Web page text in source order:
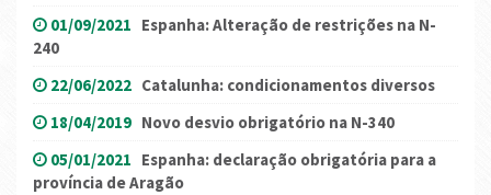
01/09/2021 Espanha: Alteração de restrições na N-
240
22/06/2022 Catalunha: condicionamentos diversos
18/04/2019 Novo desvio obrigatório na N-340
05/01/2021 Espanha: declaração obrigatória para a
província de Aragão